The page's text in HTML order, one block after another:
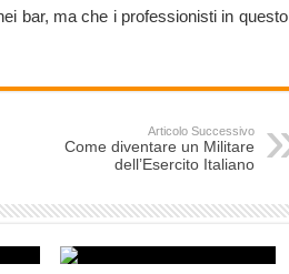
bar, ma che i professionisti in questo
Articolo Successivo
Come diventare un Militare
dell’Esercito Italiano